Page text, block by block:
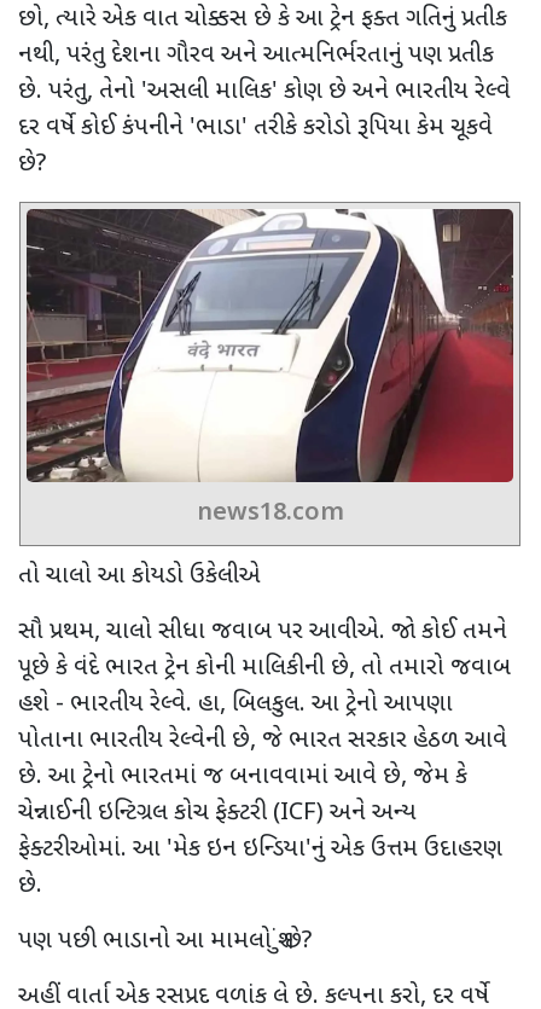
છો, ત્યારે એક વાત ચોક્કસ છે કે આ ટ્રેન ફક્ત ગતિનું પ્રતીક
નથી, પરંતુ દેશના ગૌરવ અને આત્મનિર્ભરતાનું પણ પ્રતીક
છે. પરંતુ, તેનો 'અસલી માલિક' કોણ છે અને ભારતીય રેલ્વે
દર વર્ષે કોઈ કંપનીને 'ભાડા' તરીકે કરોડો રૂપિયા કેમ ચૂકવે
છે?
news18.com
તો ચાલો આ કોયડો ઉકેલીએ
સૌ પ્રથમ, ચાલો સીધા જવાબ પર આવીએ. જો કોઈ તમને
પૂછે કે વંદે ભારત ટ્રેન કોની માલિકીની છે, તો તમારો જવાબ
હશે - ભારતીય રેલ્વે. હા, બિલકુલ. આ ટ્રેનો આપણા
પોતાના ભારતીય રેલ્વેની છે, જે ભારત સરકાર હેઠળ આવે
છે. આ ટ્રેનો ભારતમાં જ બનાવવામાં આવે છે, જેમ કે
ચેન્નાઈની ઇન્ટિગ્રલ કોચ ફેક્ટરી (ICF) અને અન્ય
ફેક્ટરીઓમાં. આ 'મેક ઇન ઇન્ડિયા'નું એક ઉત્તમ ઉદાહરણ
છે.
પણ પછી ભાડાનો આ મામલો શું છે?
અહીં વાર્તા એક રસપ્રદ વળાંક લે છે. કલ્પના કરો, દર વર્ષે